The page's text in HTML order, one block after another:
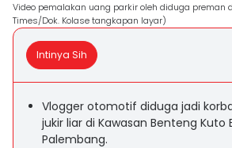
Video pemalakan uang parkir oleh diduga preman
Times/Dok. Kolase tangkapan layar)
Intinya Sih
Vlogger otomotif diduga jadi
jukir liar di Kawasan Benteng Kuto
Palembang.